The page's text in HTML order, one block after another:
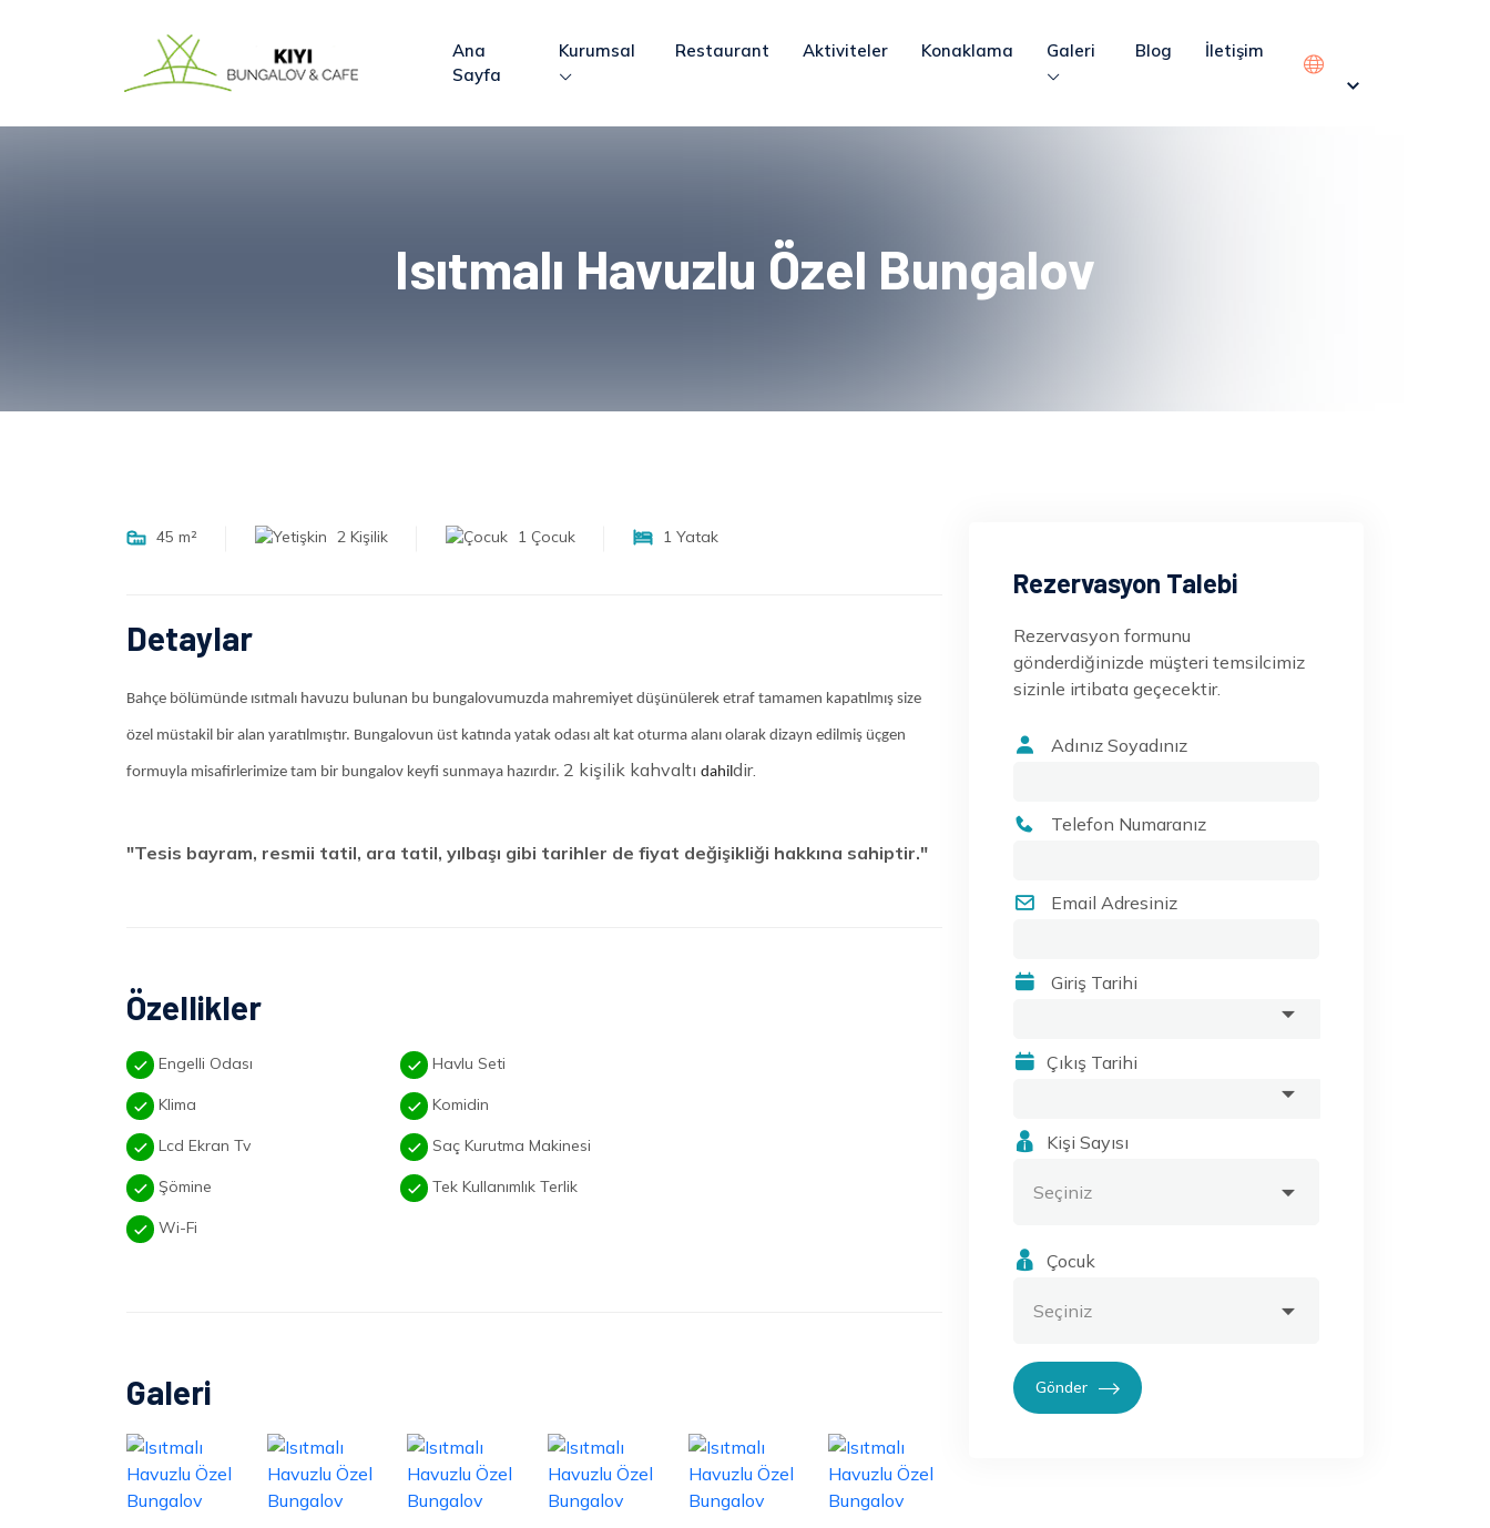
Ana
Sayfa
Kurumsal Restaurant Aktiviteler Konaklama Galeri Blog İletişim
Isıtmalı Havuzlu Özel Bungalov
45 m² 2 Kişilik 1 Çocuk 1 Yatak
Detaylar
Bahçe bölümünde ısıtmalı havuzu bulunan bu bungalovumuzda mahremiyet düşünülerek etraf tamamen kapatılmış size
özel müstakil bir alan yaratılmıştır. Bungalovun üst katında yatak odası alt kat oturma alanı olarak dizayn edilmiş üçgen
formuyla misafirlerimize tam bir bungalov keyfi sunmaya hazırdır. 2 kişilik kahvaltı dahildir.
"Tesis bayram, resmii tatil, ara tatil, yılbaşı gibi tarihler de fiyat değişikliği hakkına sahiptir."
Özellikler
Engelli Odası Havlu Seti
Klima Komidin
Lcd Ekran Tv Saç Kurutma Makinesi
Şömine Tek Kullanımlık Terlik
Wi-Fi
Galeri
Rezervasyon Talebi
Rezervasyon formunu
gönderdiğinizde müşteri temsilcimiz
sizinle irtibata geçecektir.
Adınız Soyadınız
Telefon Numaranız
Email Adresiniz
Giriş Tarihi
Çıkış Tarihi
Kişi Sayısı
Çocuk
Gönder